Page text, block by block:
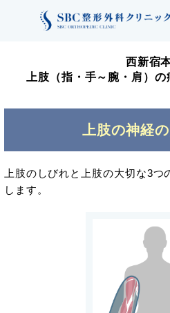
クリニック案内
西新宿
上肢（指・手～腕・肩）
上肢の神経
上肢のしびれと上肢の大切な3
します。